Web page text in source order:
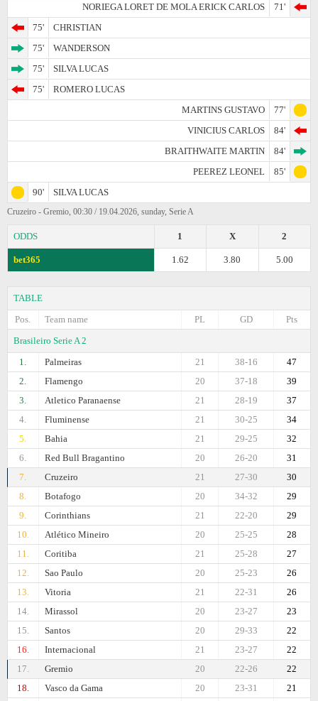
NORIEGA LORET DE MOLA ERICK CARLOS
71'
75'
CHRISTIAN
75'
WANDERSON
75'
SILVA LUCAS
75'
ROMERO LUCAS
MARTINS GUSTAVO
77'
VINICIUS CARLOS
84'
BRAITHWAITE MARTIN
84'
PEEREZ LEONEL
85'
90'
SILVA LUCAS
Cruzeiro - Gremio, 00:30 / 19.04.2026, sunday, Serie A
ODDS 2
X
1
bet365 5.00
3.80
1.62
TABLE
Pos.
Team name Pts
GD
PL
Brasileiro Serie A 2
1.
Palmeiras 47
38-16
21
2.
Flamengo 39
37-18
20
3.
Atletico Paranaense 37
28-19
21
4.
Fluminense 34
30-25
21
5.
Bahia 32
29-25
21
6.
Red Bull Bragantino 31
26-20
20
7.
Cruzeiro 30
27-30
21
8.
Botafogo 29
34-32
20
9.
Corinthians 29
22-20
21
10.
Atlético Mineiro 28
25-25
20
11.
Coritiba 27
25-28
21
12.
Sao Paulo 26
25-23
20
13.
Vitoria 26
22-31
21
14.
Mirassol 23
23-27
20
15.
Santos 22
29-33
20
16.
Internacional 22
23-27
21
17.
Gremio 22
22-26
20
18.
Vasco da Gama 21
23-31
20